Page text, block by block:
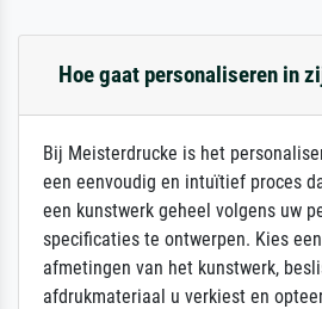
Hoe gaat personaliseren in
Bij Meisterdrucke is het
een eenvoudig en intuïtief proces
een kunstwerk geheel volgens uw
specificaties te ontwerpen. Kies
afmetingen van het kunstwerk,
afdrukmateriaal u verkiest en